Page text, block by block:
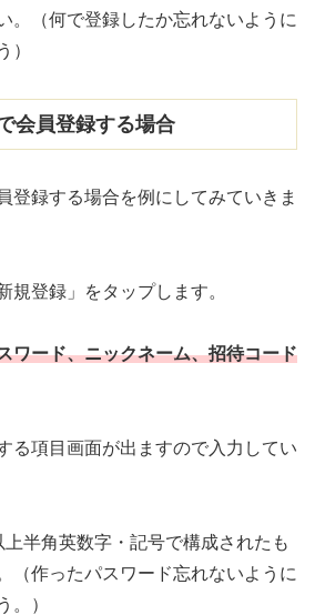
。（何で登録したか忘れないように
）
会員登録する場合
登録する場合を例にしてみていきま
規登録」をタップします。
ワード、ニックネーム、招待コード
る項目画面が出ますので入力してい
半角英数字・記号で構成されたも
（作ったパスワード忘れないように
。）